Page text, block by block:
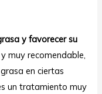
y favorecer su
y muy recomendable,
en ciertas
un tratamiento muy